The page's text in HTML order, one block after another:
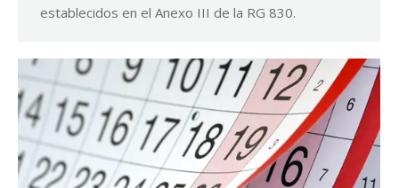
establecidos en el Anexo III de la RG 830.